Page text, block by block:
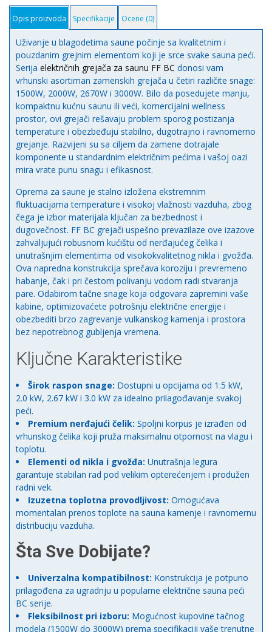
Opis proizvoda Specifikacije Ocene (0)
Uživanje u blagodetima saune počinje sa kvalitetnim i
pouzdanim grejnim elementom koji je srce svake sauna peći.
Serija električnih grejača za saunu FF BC donosi vam
vrhunski asortiman zamenskih grejača u četiri različite snage:
1500W, 2000W, 2670W i 3000W. Bilo da posedujete manju,
kompaktnu kućnu saunu ili veći, komercijalni wellness
prostor, ovi grejači rešavaju problem sporog postizanja
temperature i obezbeđuju stabilno, dugotrajno i ravnomerno
grejanje. Razvijeni su sa ciljem da zamene dotrajale
komponente u standardnim električnim pećima i vašoj oazi
mira vrate punu snagu i efikasnost.
Oprema za saune je stalno izložena ekstremnim
fluktuacijama temperature i visokoj vlažnosti vazduha, zbog
čega je izbor materijala ključan za bezbednost i
dugovečnost. FF BC grejači uspešno prevazilaze ove izazove
zahvaljujući robusnom kućištu od nerđajućeg čelika i
unutrašnjim elementima od visokokvalitetnog nikla i gvožđa.
Ova napredna konstrukcija sprečava koroziju i prevremeno
habanje, čak i pri čestom polivanju vodom radi stvaranja
pare. Odabirom tačne snage koja odgovara zapremini vaše
kabine, optimizovaćete potrošnju električne energije i
obezbediti brzo zagrevanje vulkanskog kamenja i prostora
bez nepotrebnog gubljenja vremena.
Ključne Karakteristike
Širok raspon snage: Dostupni u opcijama od 1.5 kW,
2.0 kW, 2.67 kW i 3.0 kW za idealno prilagođavanje svakoj
peći.
Premium nerđajući čelik: Spoljni korpus je izrađen od
vrhunskog čelika koji pruža maksimalnu otpornost na vlagu i
toplotu.
Elementi od nikla i gvožđa: Unutrašnja legura
garantuje stabilan rad pod velikim opterećenjem i produžen
radni vek.
Izuzetna toplotna provodljivost: Omogućava
momentalan prenos toplote na sauna kamenje i ravnomernu
distribuciju vazduha.
Šta Sve Dobijate?
Univerzalna kompatibilnost: Konstrukcija je potpuno
prilagođena za ugradnju u popularne električne sauna peći
BC serije.
Fleksibilnost pri izboru: Mogućnost kupovine tačnog
modela (1500W do 3000W) prema specifikaciji vaše trenutne